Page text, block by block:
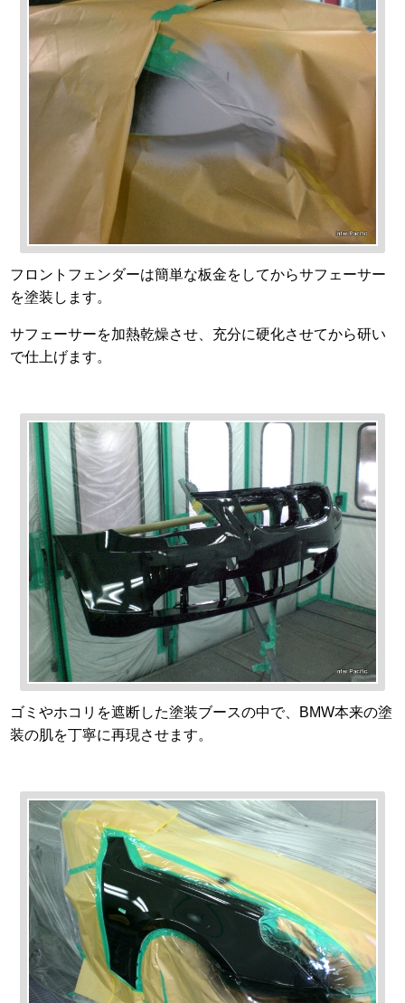
フロントフェンダーは簡単な板金をしてからサフェーサー
を塗装します。
サフェーサーを加熱乾燥させ、充分に硬化させてから研い
で仕上げます。
ゴミやホコリを遮断した塗装ブースの中で、BMW本来の塗
装の肌を丁寧に再現させます。